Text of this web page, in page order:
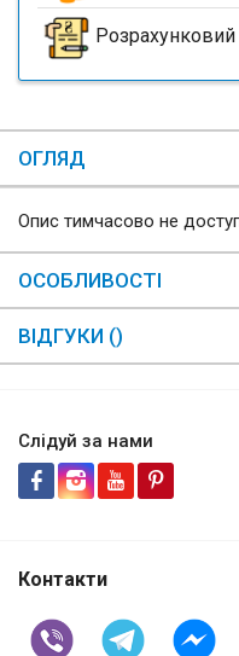
Розрахунковий
ОГЛЯД
Опис тимчасово не
ОСОБЛИВОСТІ
ВІДГУКИ ()
Слідуй за нами
Контакти